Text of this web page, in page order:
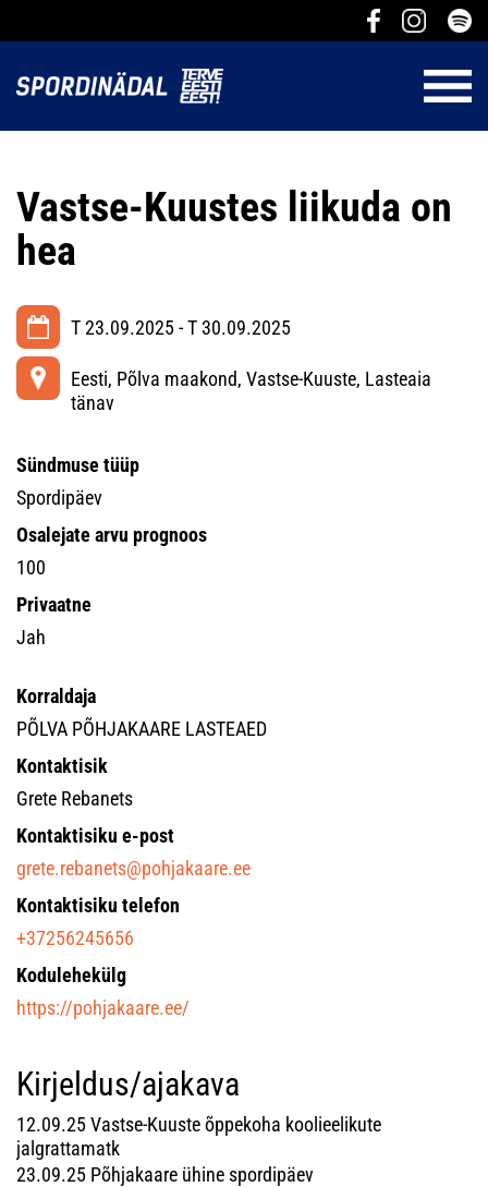
Vastse-Kuustes liikuda on
hea
T 23.09.2025 - T 30.09.2025
Eesti, Põlva maakond, Vastse-Kuuste, Lasteaia
tänav
Sündmuse tüüp
Spordipäev
Osalejate arvu prognoos
100
Privaatne
Jah
Korraldaja
PÕLVA PÕHJAKAARE LASTEAED
Kontaktisik
Grete Rebanets
Kontaktisiku e-post
grete.rebanets@pohjakaare.ee
Kontaktisiku telefon
+37256245656
Kodulehekülg
https://pohjakaare.ee/
Kirjeldus/ajakava
12.09.25 Vastse-Kuuste õppekoha koolieelikute
jalgrattamatk
23.09.25 Põhjakaare ühine spordipäev